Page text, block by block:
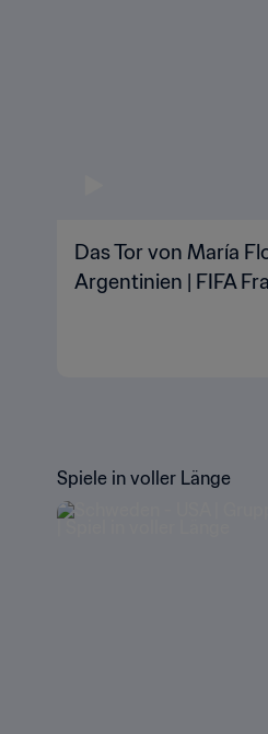
Das Tor von María
Argentinien | FIFA
Spiele in voller Länge